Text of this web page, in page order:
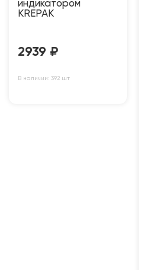
индикатором
KREPAK
2939 ₽
В наличии: 392 шт